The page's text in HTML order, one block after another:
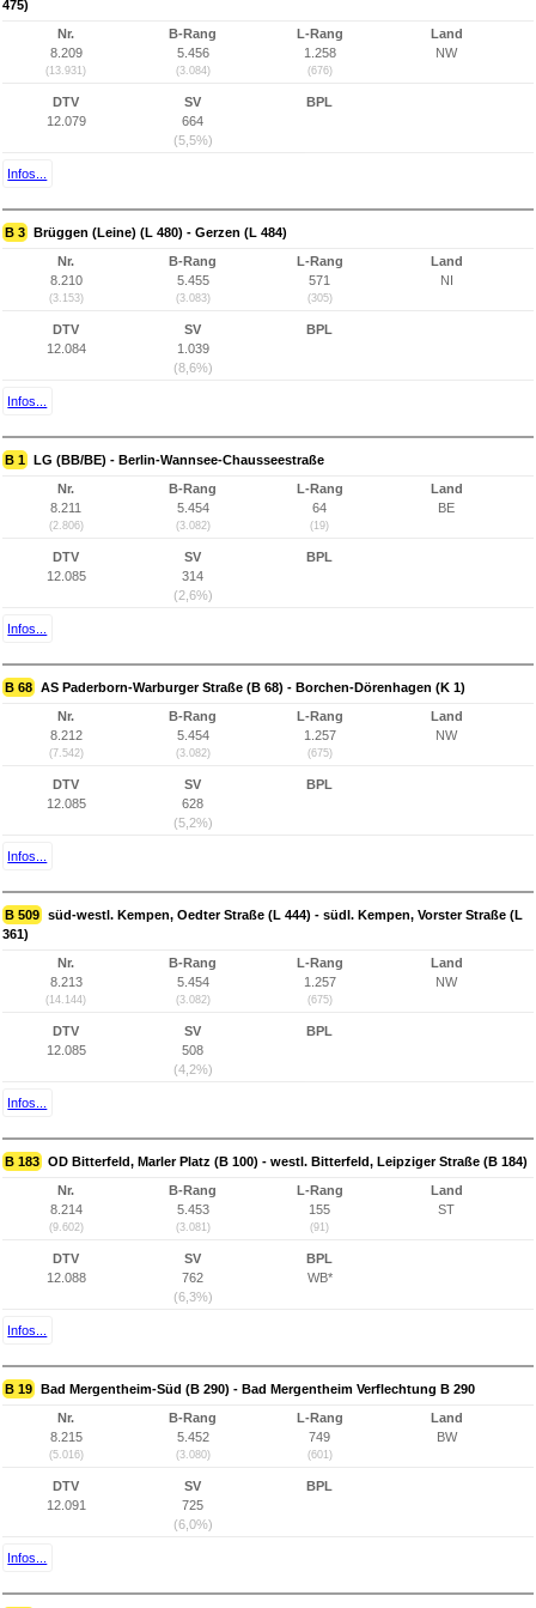
475)
Nr.
8.209
(13.931)
B-Rang
5.456
(3.084)
L-Rang
1.258
(676)
Land
NW
DTV
12.079
SV
664
(5,5%)
BPL
Infos...
B 3 Brüggen (Leine) (L 480) - Gerzen (L 484)
Nr.
8.210
(3.153)
B-Rang
5.455
(3.083)
L-Rang
571
(305)
Land
NI
DTV
12.084
SV
1.039
(8,6%)
BPL
Infos...
B 1 LG (BB/BE) - Berlin-Wannsee-Chausseestraße
Nr.
8.211
(2.806)
B-Rang
5.454
(3.082)
L-Rang
64
(19)
Land
BE
DTV
12.085
SV
314
(2,6%)
BPL
Infos...
B 68 AS Paderborn-Warburger Straße (B 68) - Borchen-Dörenhagen (K 1)
Nr.
8.212
(7.542)
B-Rang
5.454
(3.082)
L-Rang
1.257
(675)
Land
NW
DTV
12.085
SV
628
(5,2%)
BPL
Infos...
B 509 süd-westl. Kempen, Oedter Straße (L 444) - südl. Kempen, Vorster Straße (L
361)
Nr.
8.213
(14.144)
B-Rang
5.454
(3.082)
L-Rang
1.257
(675)
Land
NW
DTV
12.085
SV
508
(4,2%)
BPL
Infos...
B 183 OD Bitterfeld, Marler Platz (B 100) - westl. Bitterfeld, Leipziger Straße (B 184)
Nr.
8.214
(9.602)
B-Rang
5.453
(3.081)
L-Rang
155
(91)
Land
ST
DTV
12.088
SV
762
(6,3%)
BPL
WB*
Infos...
B 19 Bad Mergentheim-Süd (B 290) - Bad Mergentheim Verflechtung B 290
Nr.
8.215
(5.016)
B-Rang
5.452
(3.080)
L-Rang
749
(601)
Land
BW
DTV
12.091
SV
725
(6,0%)
BPL
Infos...